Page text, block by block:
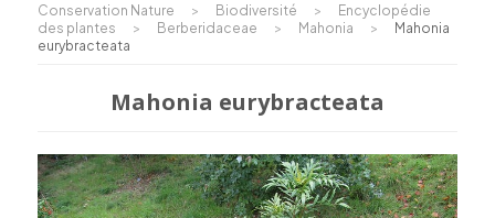
Conservation Nature > Biodiversité >
Encyclopédie
des plantes
> Berberidaceae > Mahonia >
Mahonia
eurybracteata
Mahonia eurybracteata